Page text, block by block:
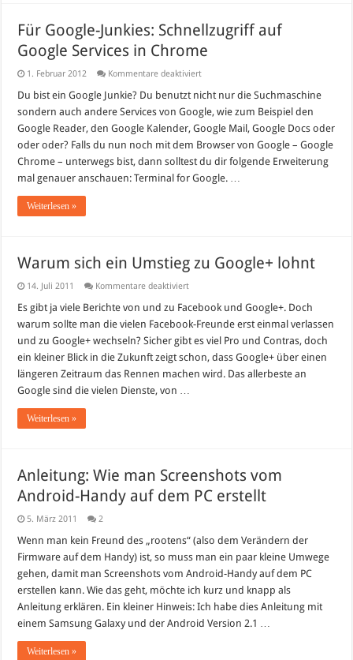
Für Google-Junkies: Schnellzugriff auf
Google Services in Chrome
1. Februar 2012 Kommentare deaktiviertfür
Google-
Schnellzugriff
auf
Google
Services
in
Chrome
Du bist ein Google Junkie? Du benutzt nicht nur die Suchmaschine
sondern auch andere Services von Google, wie zum Beispiel den
Google Reader, den Google Kalender, Google Mail, Google Docs oder
oder oder? Falls du nun noch mit dem Browser von Google – Google
Chrome – unterwegs bist, dann solltest du dir folgende Erweiterung
mal genauer anschauen: Terminal for Google. …
Weiterlesen »
Warum sich ein Umstieg zu Google+ lohnt
14. Juli 2011 Kommentare deaktiviertfür
sich
Umstieg
zu
Google+
lohnt
Es gibt ja viele Berichte von und zu Facebook und Google+. Doch
warum sollte man die vielen Facebook-Freunde erst einmal verlassen
und zu Google+ wechseln? Sicher gibt es viel Pro und Contras, doch
ein kleiner Blick in die Zukunft zeigt schon, dass Google+ über einen
längeren Zeitraum das Rennen machen wird. Das allerbeste an
Google sind die vielen Dienste, von …
Weiterlesen »
Anleitung: Wie man Screenshots vom
Android-Handy auf dem PC erstellt
5. März 2011 2
Wenn man kein Freund des „rootens“ (also dem Verändern der
Firmware auf dem Handy) ist, so muss man ein paar kleine Umwege
gehen, damit man Screenshots vom Android-Handy auf dem PC
erstellen kann. Wie das geht, möchte ich kurz und knapp als
Anleitung erklären. Ein kleiner Hinweis: Ich habe dies Anleitung mit
einem Samsung Galaxy und der Android Version 2.1 …
Weiterlesen »